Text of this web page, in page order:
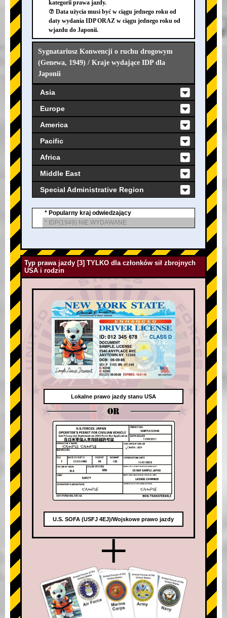
kategorii prawa jazdy.
⑦ Data użycia musi być w ciągu jednego roku od
daty wydania IDP ORAZ w ciągu jednego roku od
wjazdu do Japonii.
Sygnatariusz Konwencji o ruchu drogowym
(Genewa, 1949) / Kraje wydające IDP dla
Japonii
Asia
Europe
America
Pacific
Africa
Middle East
Special Administrative Region
* Popularny kraj odwiedzający
* IDP(1949) NIE WYDAWANE
Typ prawa jazdy [3] TYLKO dla członków sił zbrojnych
USA i rodzin
Lokalne prawo jazdy stanu USA
OR
U.S. SOFA (USFJ 4EJ)/Wojskowe prawo jazdy
+